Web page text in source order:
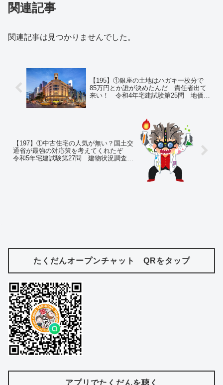
関連記事
関連記事は見つかりませんでした。
【195】①銀座の土地はハガキ一枚分で
85万円とか誰が決めたんだ 責任者出て
来い！ 令和4年宅建試験第25問 地価公
【197】①中古住宅の人気が無い？国土交
通省が最強の対応策を考えてくれたぞ
令和5年宅建試験第27問 建物状況調査
たくだんオープンチャット QRをタップ
アプリでたくだんを聴く